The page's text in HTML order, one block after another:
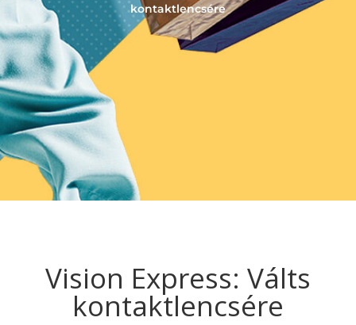
kontaktlencsére
Vision Express: Válts
kontaktlencsére